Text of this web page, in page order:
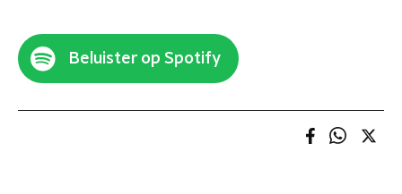
Beluister op Spotify